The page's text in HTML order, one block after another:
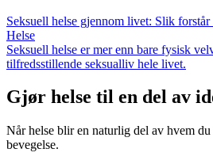
Seksuell helse gjennom livet: Slik
Helse
Seksuell helse er mer enn bare fysisk
tilfredsstillende seksualliv hele livet.
Gjør helse til en del av
Når helse blir en naturlig del av hvem
bevegelse.